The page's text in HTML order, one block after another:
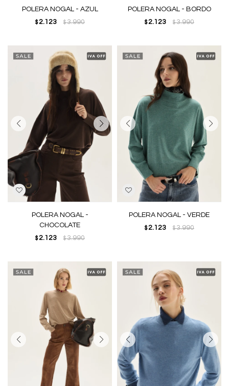
POLERA NOGAL - AZUL
$ 2.123 $3.990
POLERA NOGAL - BORDO
$ 2.123 $3.990
POLERA NOGAL -
CHOCOLATE
$ 2.123 $3.990
POLERA NOGAL - VERDE
$ 2.123 $3.990